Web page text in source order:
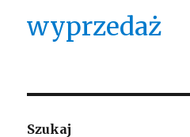
wyprzedaż
Szukaj